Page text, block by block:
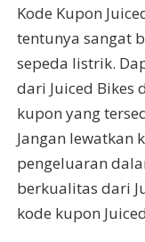
Kode Kupon
tentunya sangat
sepeda listrik.
dari Juiced Bikes
kupon yang
Jangan lewatkan
pengeluaran
berkualitas dari
kode kupon